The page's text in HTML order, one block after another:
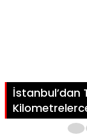
İstanbul’dan